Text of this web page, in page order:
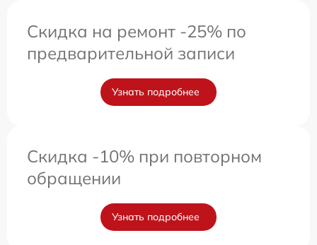
Скидка на ремонт -25% по
предварительной записи
Узнать подробнее
Скидка -10% при повторном
обращении
Узнать подробнее